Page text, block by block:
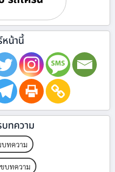
น้านี้
ทความ
ทความ
บทความ